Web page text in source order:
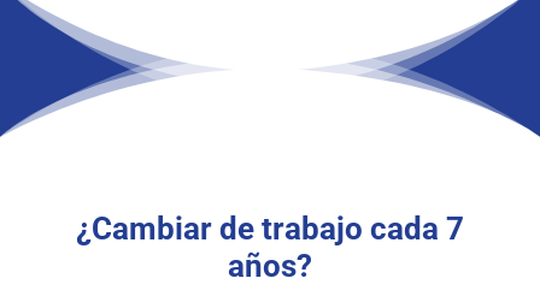
¿Cambiar de trabajo cada 7
años?